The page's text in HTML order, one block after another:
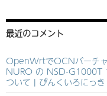
最近のコメント
OpenWrtでOCNバーチ
NURO の NSD-G1000T
ついて | ぴんくいろにっき